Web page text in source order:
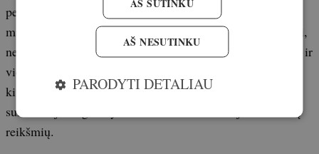
persiorientuoti į naktinį gyvenimo būdą, kuomet intereso
maklinėti po laukus bei miškus nelabai turi ir medžiotojai,
nes, negalint legaliai naudoti aptariamų naktinių taikiklių ir
vieniems sąmoningai laikantis galiojančių teisės aktų, o
kitiems prisibijant galimų jų pažeidimų pasekmių,
sumedžiojimo galimybės dažniausiai sumažėja iki ribinių
reikšmių.
AŠ NESUTINKU
PARODYTI DETALIAU